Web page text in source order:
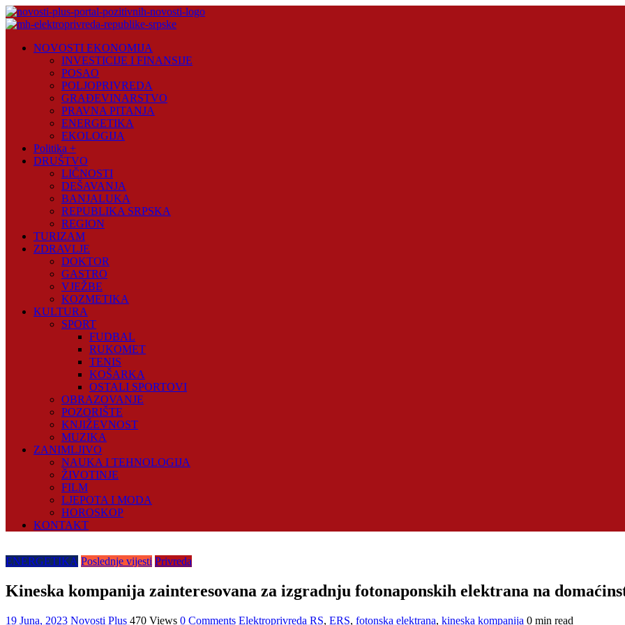
Skip
to
Plus
NOVOSTI EKONOMIJA
INVESTICIJE I FINANSIJE
POSAO
POLJOPRIVREDA
GRAĐEVINARSTVO
PRAVNA PITANJA
ENERGETIKA
EKOLOGIJA
Politika +
DRUŠTVO
LIČNOSTI
DEŠAVANJA
BANJALUKA
REPUBLIKA SRPSKA
REGION
TURIZAM
ZDRAVLJE
DOKTOR
GASTRO
VJEŽBE
KOZMETIKA
KULTURA
SPORT
FUDBAL
RUKOMET
TENIS
KOŠARKA
OSTALI SPORTOVI
OBRAZOVANJE
POZORIŠTE
KNJIŽEVNOST
MUZIKA
ZANIMLJIVO
NAUKA I TEHNOLOGIJA
ŽIVOTINJE
FILM
LJEPOTA I MODA
HOROSKOP
KONTAKT
ENERGETIKA Poslednje vijesti Privreda
Kineska kompanija zainteresovana za izgradnju fotonaponskih elektrana na
19 Juna, 2023 Novosti Plus 470 Views 0 Comments Elektroprivreda RS, ERS, fotonska elektrana, kineska kompanija 0 min read